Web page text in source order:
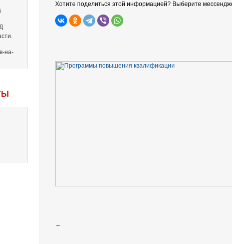
на-
Хотите поделиться этой информацией? Выберите
←